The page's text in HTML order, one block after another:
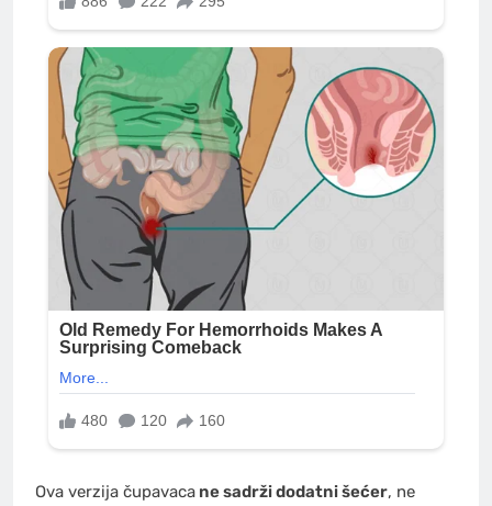
Ova verzija čupavaca ne sadrži dodatni šećer, ne